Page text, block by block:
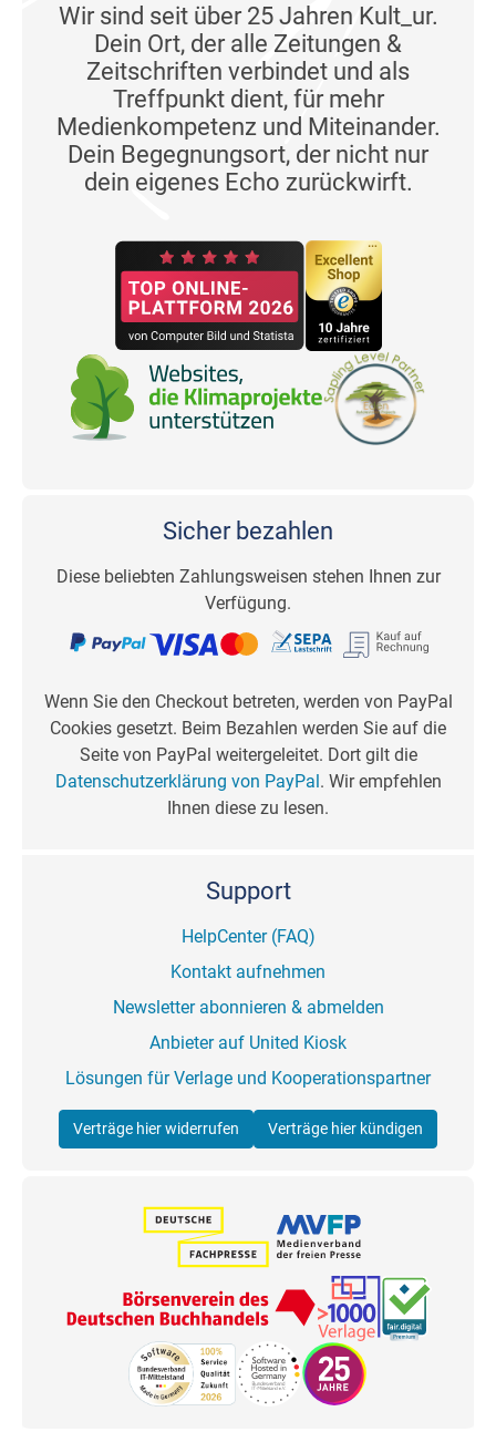
Wir sind seit über 25 Jahren Kult_ur.
Dein Ort, der alle Zeitungen &
Zeitschriften verbindet und als
Treffpunkt dient, für mehr
Medienkompetenz und Miteinander.
Dein Begegnungsort, der nicht nur
dein eigenes Echo zurückwirft.
Sicher bezahlen
Diese beliebten Zahlungsweisen stehen Ihnen zur
Verfügung.
Wenn Sie den Checkout betreten, werden von PayPal
Cookies gesetzt. Beim Bezahlen werden Sie auf die
Seite von PayPal weitergeleitet. Dort gilt die
Datenschutzerklärung von PayPal. Wir empfehlen
Ihnen diese zu lesen.
Support
HelpCenter (FAQ)
Kontakt aufnehmen
Newsletter abonnieren & abmelden
Anbieter auf United Kiosk
Lösungen für Verlage und Kooperationspartner
Verträge hier widerrufen Verträge hier kündigen